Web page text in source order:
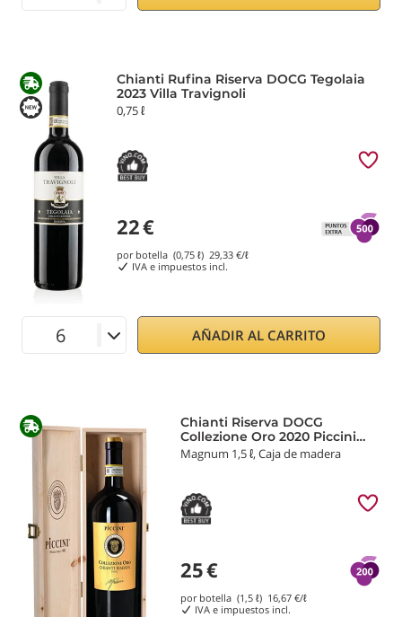
Chianti Rufina Riserva DOCG Tegolaia
2023 Villa Travignoli
0,75 ℓ
22€
por botella (0,75 ℓ) 29,33 €/ℓ
IVA e impuestos incl.
AÑADIR AL CARRITO
Chianti Riserva DOCG
Collezione Oro 2020 Piccini
1882
Magnum 1,5 ℓ, Caja de madera
25€
por botella (1,5 ℓ) 16,67€/ℓ
IVA e impuestos incl.